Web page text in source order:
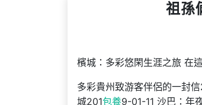
祖孫
檳城：多彩悠閑生涯之旅 在
多彩貴州致游客伴侶的一封
城201包養9-01-11 沙巴：年